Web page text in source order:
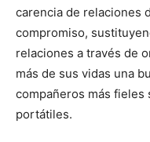
carencia de relaciones
compromiso,
relaciones a través de
más de sus vidas una
compañeros más fieles
portátiles.